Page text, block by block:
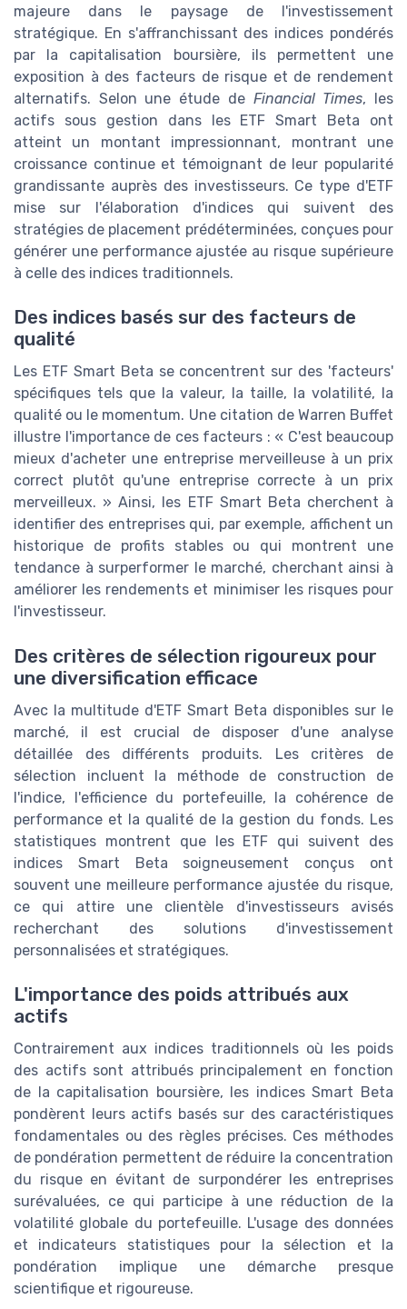
majeure dans le paysage de l'investissement
stratégique. En s'affranchissant des indices pondérés
par la capitalisation boursière, ils permettent une
exposition à des facteurs de risque et de rendement
alternatifs. Selon une étude de Financial Times, les
actifs sous gestion dans les ETF Smart Beta ont
atteint un montant impressionnant, montrant une
croissance continue et témoignant de leur popularité
grandissante auprès des investisseurs. Ce type d'ETF
mise sur l'élaboration d'indices qui suivent des
stratégies de placement prédéterminées, conçues pour
générer une performance ajustée au risque supérieure
à celle des indices traditionnels.
Des indices basés sur des facteurs de
qualité
Les ETF Smart Beta se concentrent sur des 'facteurs'
spécifiques tels que la valeur, la taille, la volatilité, la
qualité ou le momentum. Une citation de Warren Buffet
illustre l'importance de ces facteurs : « C'est beaucoup
mieux d'acheter une entreprise merveilleuse à un prix
correct plutôt qu'une entreprise correcte à un prix
merveilleux. » Ainsi, les ETF Smart Beta cherchent à
identifier des entreprises qui, par exemple, affichent un
historique de profits stables ou qui montrent une
tendance à surperformer le marché, cherchant ainsi à
améliorer les rendements et minimiser les risques pour
l'investisseur.
Des critères de sélection rigoureux pour
une diversification efficace
Avec la multitude d'ETF Smart Beta disponibles sur le
marché, il est crucial de disposer d'une analyse
détaillée des différents produits. Les critères de
sélection incluent la méthode de construction de
l'indice, l'efficience du portefeuille, la cohérence de
performance et la qualité de la gestion du fonds. Les
statistiques montrent que les ETF qui suivent des
indices Smart Beta soigneusement conçus ont
souvent une meilleure performance ajustée du risque,
ce qui attire une clientèle d'investisseurs avisés
recherchant des solutions d'investissement
personnalisées et stratégiques.
L'importance des poids attribués aux
actifs
Contrairement aux indices traditionnels où les poids
des actifs sont attribués principalement en fonction
de la capitalisation boursière, les indices Smart Beta
pondèrent leurs actifs basés sur des caractéristiques
fondamentales ou des règles précises. Ces méthodes
de pondération permettent de réduire la concentration
du risque en évitant de surpondérer les entreprises
surévaluées, ce qui participe à une réduction de la
volatilité globale du portefeuille. L'usage des données
et indicateurs statistiques pour la sélection et la
pondération implique une démarche presque
scientifique et rigoureuse.